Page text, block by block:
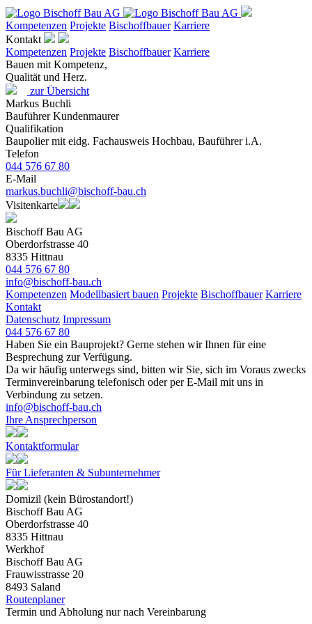
Kompetenzen Projekte Bischoffbauer Karriere
Kontakt
Kompetenzen Projekte Bischoffbauer Karriere
Bauen mit Kompetenz,
Qualität und Herz.
zur Übersicht
Markus Buchli
Bauführer Kundenmaurer
Qualifikation
Baupolier mit eidg. Fachausweis Hochbau, Bauführer i.A.
Telefon
044 576 67 80
E-Mail
markus.buchli@bischoff-bau.ch
Visitenkarte
Bischoff Bau AG
Oberdorfstrasse 40
8335 Hittnau
044 576 67 80
info@bischoff-bau.ch
Kompetenzen Modellbasiert bauen Projekte Bischoffbauer Karriere
Kontakt
Datenschutz Impressum
044 576 67 80
Haben Sie ein Bauprojekt? Gerne stehen wir Ihnen für eine
Besprechung zur Verfügung.
Da wir häufig unterwegs sind, bitten wir Sie, sich im Voraus zwecks
Terminvereinbarung telefonisch oder per E‐Mail mit uns in
Verbindung zu setzen.
info@bischoff-bau.ch
Ihre Ansprechperson
Kontaktformular
Für Lieferanten & Subunternehmer
Domizil (kein Bürostandort!)
Bischoff Bau AG
Oberdorfstrasse 40
8335 Hittnau
Werkhof
Bischoff Bau AG
Frauwisstrasse 20
8493 Saland
Routenplaner
Termin und Abholung nur nach Vereinbarung